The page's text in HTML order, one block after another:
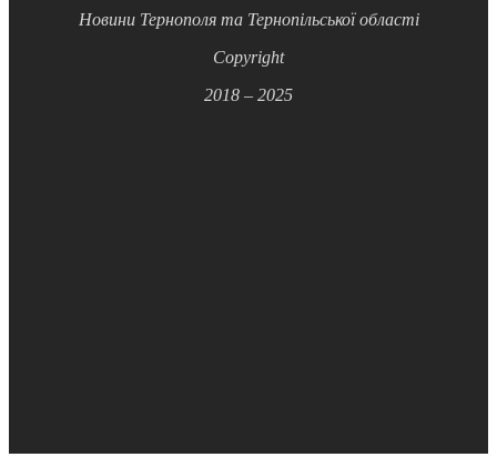
Новини Тернополя та Тернопільської області
Copyright
2018 – 2025